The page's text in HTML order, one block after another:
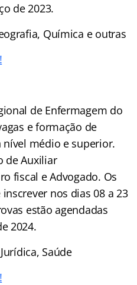
de 2023.
Química e outras
de Enfermagem do
e formação de
nível médio e superior.
de Auxiliar
fiscal e Advogado. Os
nos dias 08 a 23
estão agendadas
2024.
Saúde